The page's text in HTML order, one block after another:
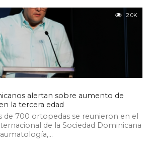
2.0K
alertan sobre aumento de
la tercera edad
de 700 ortopedas se reunieron en el
de la Sociedad Dominicana